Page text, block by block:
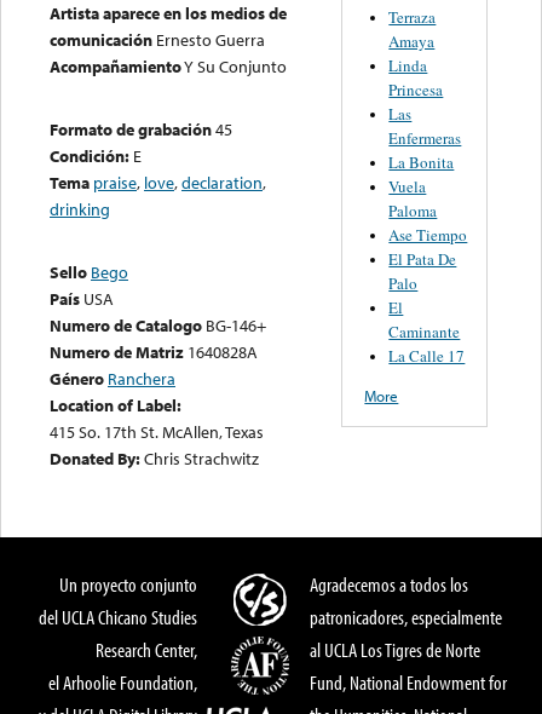
Artista aparece en los medios de
comunicación Ernesto Guerra
AcompañamientoY Su Conjunto
Formato de grabación45
Condición: E
Tema praise, love,declaration,
drinking
Sello Bego
País USA
Numero de Catalogo BG-146+
Numero de Matriz 1640828A
Género Ranchera
Location of Label:
415 So. 17th St. McAllen, Texas
Donated By:Chris Strachwitz
Terraza
Amaya
Linda
Princesa
Las
Enfermeras
La Bonita
Vuela
Paloma
Ase Tiempo
El Pata De
Palo
El
Caminante
La Calle 17
More
Un proyecto conjunto
del UCLA Chicano Studies
Research Center,
el Arhoolie Foundation,
Agradecemos a todos los
patronicadores, especialmente
al UCLA Los Tigres de Norte
Fund, National Endowment for